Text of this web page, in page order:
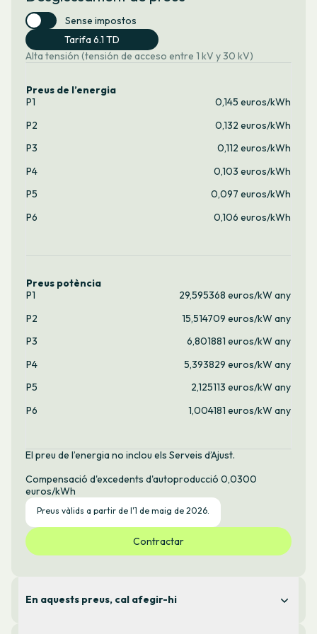
Sense impostos
Tarifa 6.1 TD
Alta tensión (tensión de acceso entre 1 kV y 30 kV)
Preus de l’energia
P1
0,145 euros/kWh
P2
0,132 euros/kWh
P3
0,112 euros/kWh
P4
0,103 euros/kWh
P5
0,097 euros/kWh
P6
0,106 euros/kWh
Preus potència
P1
29,595368 euros/kW any
P2
15,514709 euros/kW any
P3
6,801881 euros/kW any
P4
5,393829 euros/kW any
P5
2,125113 euros/kW any
P6
1,004181 euros/kW any
El preu de l’energia no inclou els Serveis d’Ajust.
Compensació d'excedents d'autoproducció 0,0300
euros/kWh
Preus vàlids a partir de l'1 de maig de 2026.
Contractar
En aquests preus, cal afegir-hi